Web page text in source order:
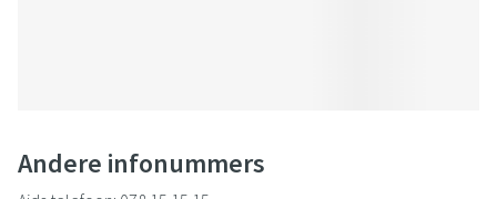
Andere infonummers